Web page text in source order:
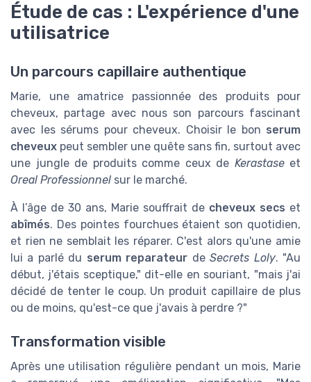
Étude de cas : L'expérience d'une
utilisatrice
Un parcours capillaire authentique
Marie, une amatrice passionnée des produits pour
cheveux, partage avec nous son parcours fascinant
avec les sérums pour cheveux. Choisir le bon serum
cheveux peut sembler une quête sans fin, surtout avec
une jungle de produits comme ceux de Kerastaseet
Oreal Professionnel sur le marché.
À l’âge de 30 ans, Marie souffrait de cheveux secs et
abîmés. Des pointes fourchues étaient son quotidien,
et rien ne semblait les réparer. C'est alors qu'une amie
lui a parlé du serum reparateur deSecrets Loly. "Au
début, j'étais sceptique," dit-elle en souriant, "mais j'ai
décidé de tenter le coup. Un produit capillaire de plus
ou de moins, qu'est-ce que j'avais à perdre ?"
Transformation visible
Après une utilisation régulière pendant un mois, Marie